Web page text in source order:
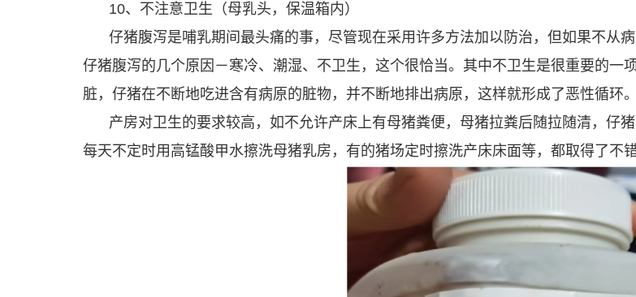
10、不注意卫生（母乳头，保温箱内）
仔猪腹泻是哺乳期间最头痛的事，尽管现在采用许多方法加以防治，但如果不从
仔猪腹泻的几个原因－寒冷、潮湿、不卫生，这个很恰当。其中不卫生是很重要的一
脏，仔猪在不断地吃进含有病原的脏物，并不断地排出病原，这样就形成了恶性循环。
产房对卫生的要求较高，如不允许产床上有母猪粪便，母猪拉粪后随拉随清，仔
每天不定时用高锰酸甲水擦洗母猪乳房，有的猪场定时擦洗产床床面等，都取得了不